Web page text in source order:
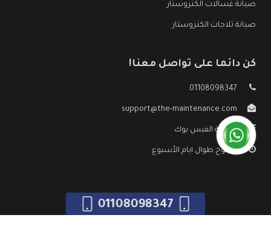
صيانة غسالات الكتروستار
صيانة ثلاجات الكتروستار
كن دائما على تواصل معنا!
01108098347
support@the-maintenance.com
صفحة الفيس بوك
مفتوح طوال ايام الأسبوع
01108098347